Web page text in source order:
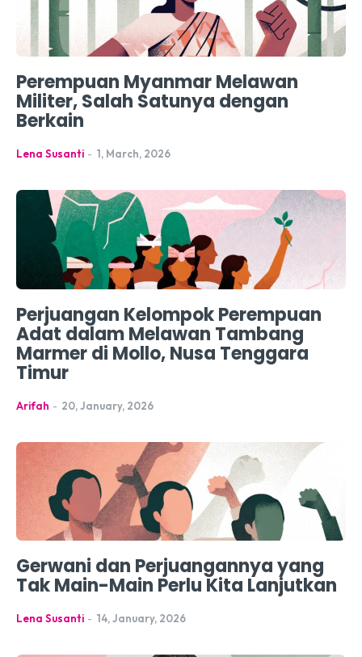
Perempuan Myanmar Melawan
Militer, Salah Satunya dengan
Berkain
Lena Susanti - 1, March, 2026
Perjuangan Kelompok Perempuan
Adat dalam Melawan Tambang
Marmer di Mollo, Nusa Tenggara
Timur
Arifah - 20, January, 2026
Gerwani dan Perjuangannya yang
Tak Main-Main Perlu Kita Lanjutkan
Lena Susanti - 14, January, 2026